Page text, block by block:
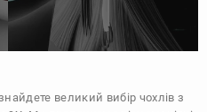
великий вибір чохлів з